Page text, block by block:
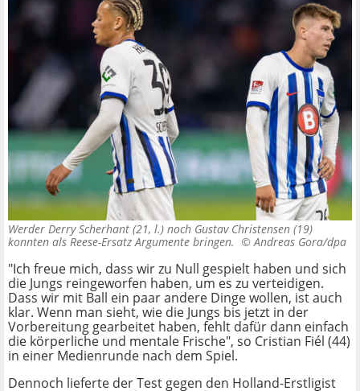
Werder Derry Scherhant (21, l.) noch Gustav Christensen (19)
konnten als Reese-Ersatz Argumente bringen. ©Andreas Gora/dpa
"Ich freue mich, dass wir zu Null gespielt haben und sich
die Jungs reingeworfen haben, um es zu verteidigen.
Dass wir mit Ball ein paar andere Dinge wollen, ist auch
klar. Wenn man sieht, wie die Jungs bis jetzt in der
Vorbereitung gearbeitet haben, fehlt dafür dann einfach
die körperliche und mentale Frische", so Cristian Fiél (44)
in einer Medienrunde nach dem Spiel.
Dennoch lieferte der Test gegen den Holland-Erstligist